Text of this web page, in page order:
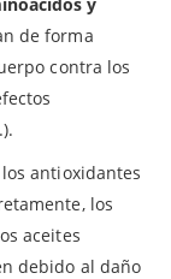
de forma
contra los
antioxidantes
los
aceites
debido al daño